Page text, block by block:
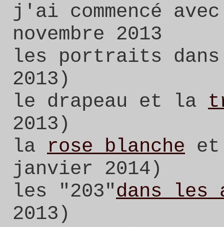
j'ai commencé
novembre 2013
les portraits dans
2013)
le drapeau et la
2013)
la rose blanche et
janvier 2014)
les "203"dans les
2013)